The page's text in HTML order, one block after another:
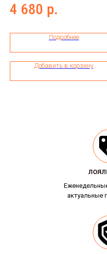
Cleansing gel, 300 мл
4 680 р.
Подробнее
Добавить в корзину
актуальные